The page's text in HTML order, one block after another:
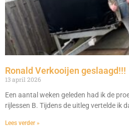
Ronald Verkooijen geslaagd!!!
13 april 2026
Een aantal weken geleden had ik de
rijlessen B. Tijdens de uitleg vertelde ik
Lees verder »